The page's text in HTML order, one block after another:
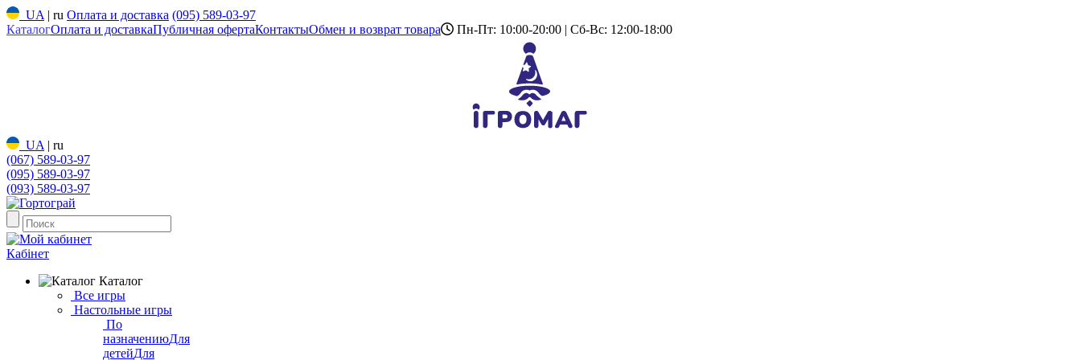
UA | ru Оплата и доставка (095) 589-03-97
КаталогОплата и доставкаПубличная офертаКонтактыОбмен и возврат товара Пн-Пт: 10:00-20:00 | Сб-Вс: 12:00-18:00
UA | ru
(067) 589-03-97
(095) 589-03-97
(093) 589-03-97
Кабінет
Каталог
Все игры
Настольные игры
По
назначениюДля
детейДля